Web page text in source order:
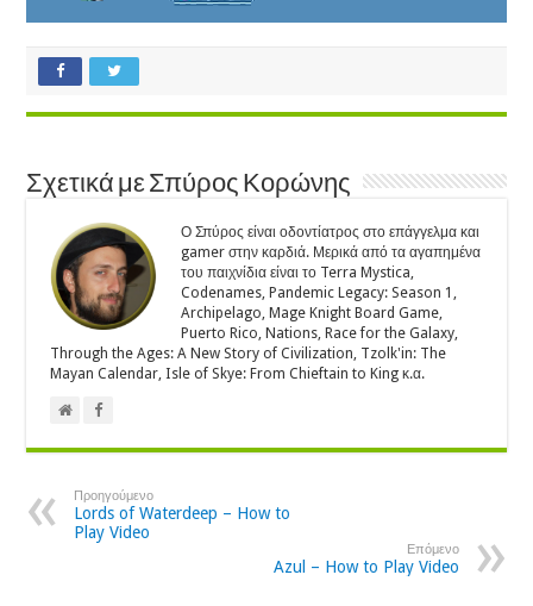
Σχετικά με Σπύρος Κορώνης
Ο Σπύρος είναι οδοντίατρος στο επάγγελμα και
gamer στην καρδιά. Μερικά από τα αγαπημένα
του παιχνίδια είναι το Terra Mystica,
Codenames, Pandemic Legacy: Season 1,
Archipelago, Mage Knight Board Game,
Puerto Rico, Nations, Race for the Galaxy,
Through the Ages: A New Story of Civilization, Tzolk'in: The
Mayan Calendar, Isle of Skye: From Chieftain to King κ.α.
Προηγούμενο
Lords of Waterdeep – How to
Play Video
Επόμενο
Azul – How to Play Video